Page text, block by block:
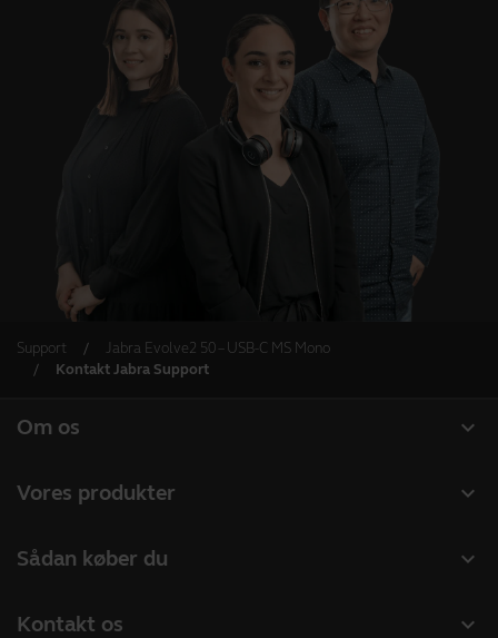
Support
Jabra Evolve2 50 – USB-C MS Mono
Kontakt Jabra Support
expand_more
Om os
Bæredygtighed
expand_more
Vores produkter
Konferencekameraer
expand_more
Sådan køber du
expand_more
Kontakt os